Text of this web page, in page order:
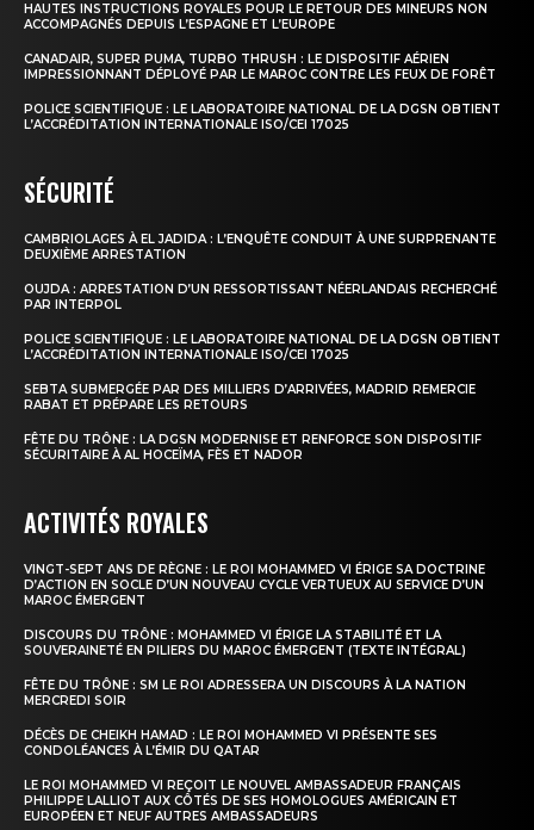
l'intelligence de
S'ABONNER MAINTENANT
Insight Publications
À propos
HAUTES INSTRUCTIONS ROYALES POUR LE RETOUR DES MINEURS NON
ACCOMPAGNÉS DEPUIS L’ESPAGNE ET L’EUROPE
CANADAIR, SUPER PUMA, TURBO THRUSH : LE DISPOSITIF AÉRIEN
IMPRESSIONNANT DÉPLOYÉ PAR LE MAROC CONTRE LES FEUX DE FORÊT
POLICE SCIENTIFIQUE : LE LABORATOIRE NATIONAL DE LA DGSN OBTIENT
L’ACCRÉDITATION INTERNATIONALE ISO/CEI 17025
SÉCURITÉ
CAMBRIOLAGES À EL JADIDA : L’ENQUÊTE CONDUIT À UNE SURPRENANTE
DEUXIÈME ARRESTATION
OUJDA : ARRESTATION D’UN RESSORTISSANT NÉERLANDAIS RECHERCHÉ
PAR INTERPOL
POLICE SCIENTIFIQUE : LE LABORATOIRE NATIONAL DE LA DGSN OBTIENT
L’ACCRÉDITATION INTERNATIONALE ISO/CEI 17025
SEBTA SUBMERGÉE PAR DES MILLIERS D’ARRIVÉES, MADRID REMERCIE
RABAT ET PRÉPARE LES RETOURS
FÊTE DU TRÔNE : LA DGSN MODERNISE ET RENFORCE SON DISPOSITIF
SÉCURITAIRE À AL HOCEÏMA, FÈS ET NADOR
ACTIVITÉS ROYALES
VINGT-SEPT ANS DE RÈGNE : LE ROI MOHAMMED VI ÉRIGE SA DOCTRINE
D’ACTION EN SOCLE D’UN NOUVEAU CYCLE VERTUEUX AU SERVICE D’UN
MAROC ÉMERGENT
DISCOURS DU TRÔNE : MOHAMMED VI ÉRIGE LA STABILITÉ ET LA
SOUVERAINETÉ EN PILIERS DU MAROC ÉMERGENT (TEXTE INTÉGRAL)
FÊTE DU TRÔNE : SM LE ROI ADRESSERA UN DISCOURS À LA NATION
MERCREDI SOIR
DÉCÈS DE CHEIKH HAMAD : LE ROI MOHAMMED VI PRÉSENTE SES
CONDOLÉANCES À L’ÉMIR DU QATAR
LE ROI MOHAMMED VI REÇOIT LE NOUVEL AMBASSADEUR FRANÇAIS
PHILIPPE LALLIOT AUX CÔTÉS DE SES HOMOLOGUES AMÉRICAIN ET
EUROPÉEN ET NEUF AUTRES AMBASSADEURS